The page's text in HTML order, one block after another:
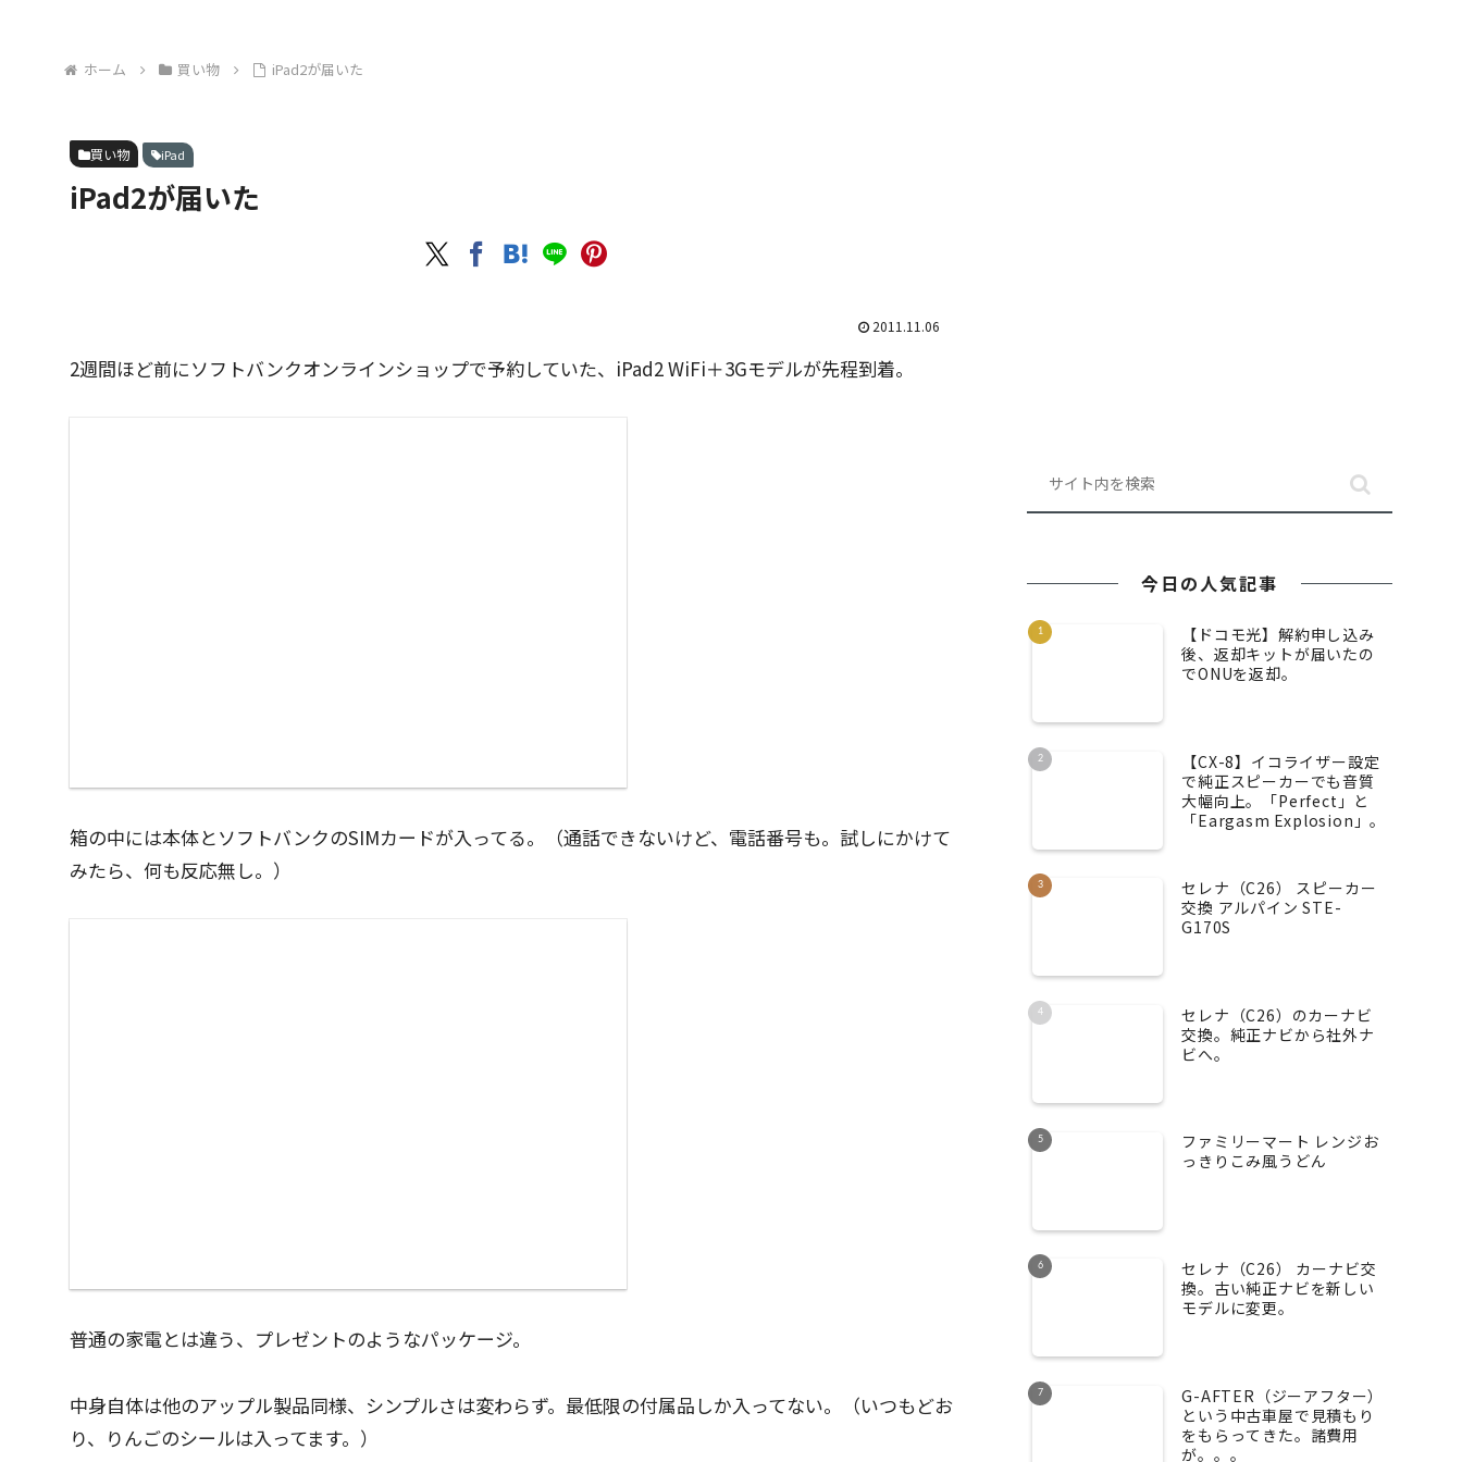
ホーム 買い物 iPad2が届いた
買い物 iPad
iPad2が届いた
2011.11.06
2週間ほど前にソフトバンクオンラインショップで予約していた、iPad2 WiFi＋3Gモデルが先程到着。
箱の中には本体とソフトバンクのSIMカードが入ってる。（通話できないけど、電話番号も。試しにかけて
みたら、何も反応無し。）
普通の家電とは違う、プレゼントのようなパッケージ。
中身自体は他のアップル製品同様、シンプルさは変わらず。最低限の付属品しか入ってない。（いつもどお
り、りんごのシールは入ってます。）
今日の人気記事
【ドコモ光】解約申し込み
後、返却キットが届いたの
でONUを返却。
【CX-8】イコライザー設定
で純正スピーカーでも音質
大幅向上。「Perfect」と
「Eargasm Explosion」。
セレナ（C26） スピーカー
交換 アルパイン STE-
G170S
セレナ（C26）のカーナビ
交換。純正ナビから社外ナ
ビへ。
ファミリーマート レンジお
っきりこみ風うどん
セレナ（C26） カーナビ交
換。古い純正ナビを新しい
モデルに変更。
G-AFTER（ジーアフター）
という中古車屋で見積もり
をもらってきた。諸費用
が。。。